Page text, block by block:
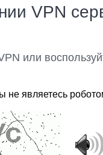
VPN
или
не являетесь